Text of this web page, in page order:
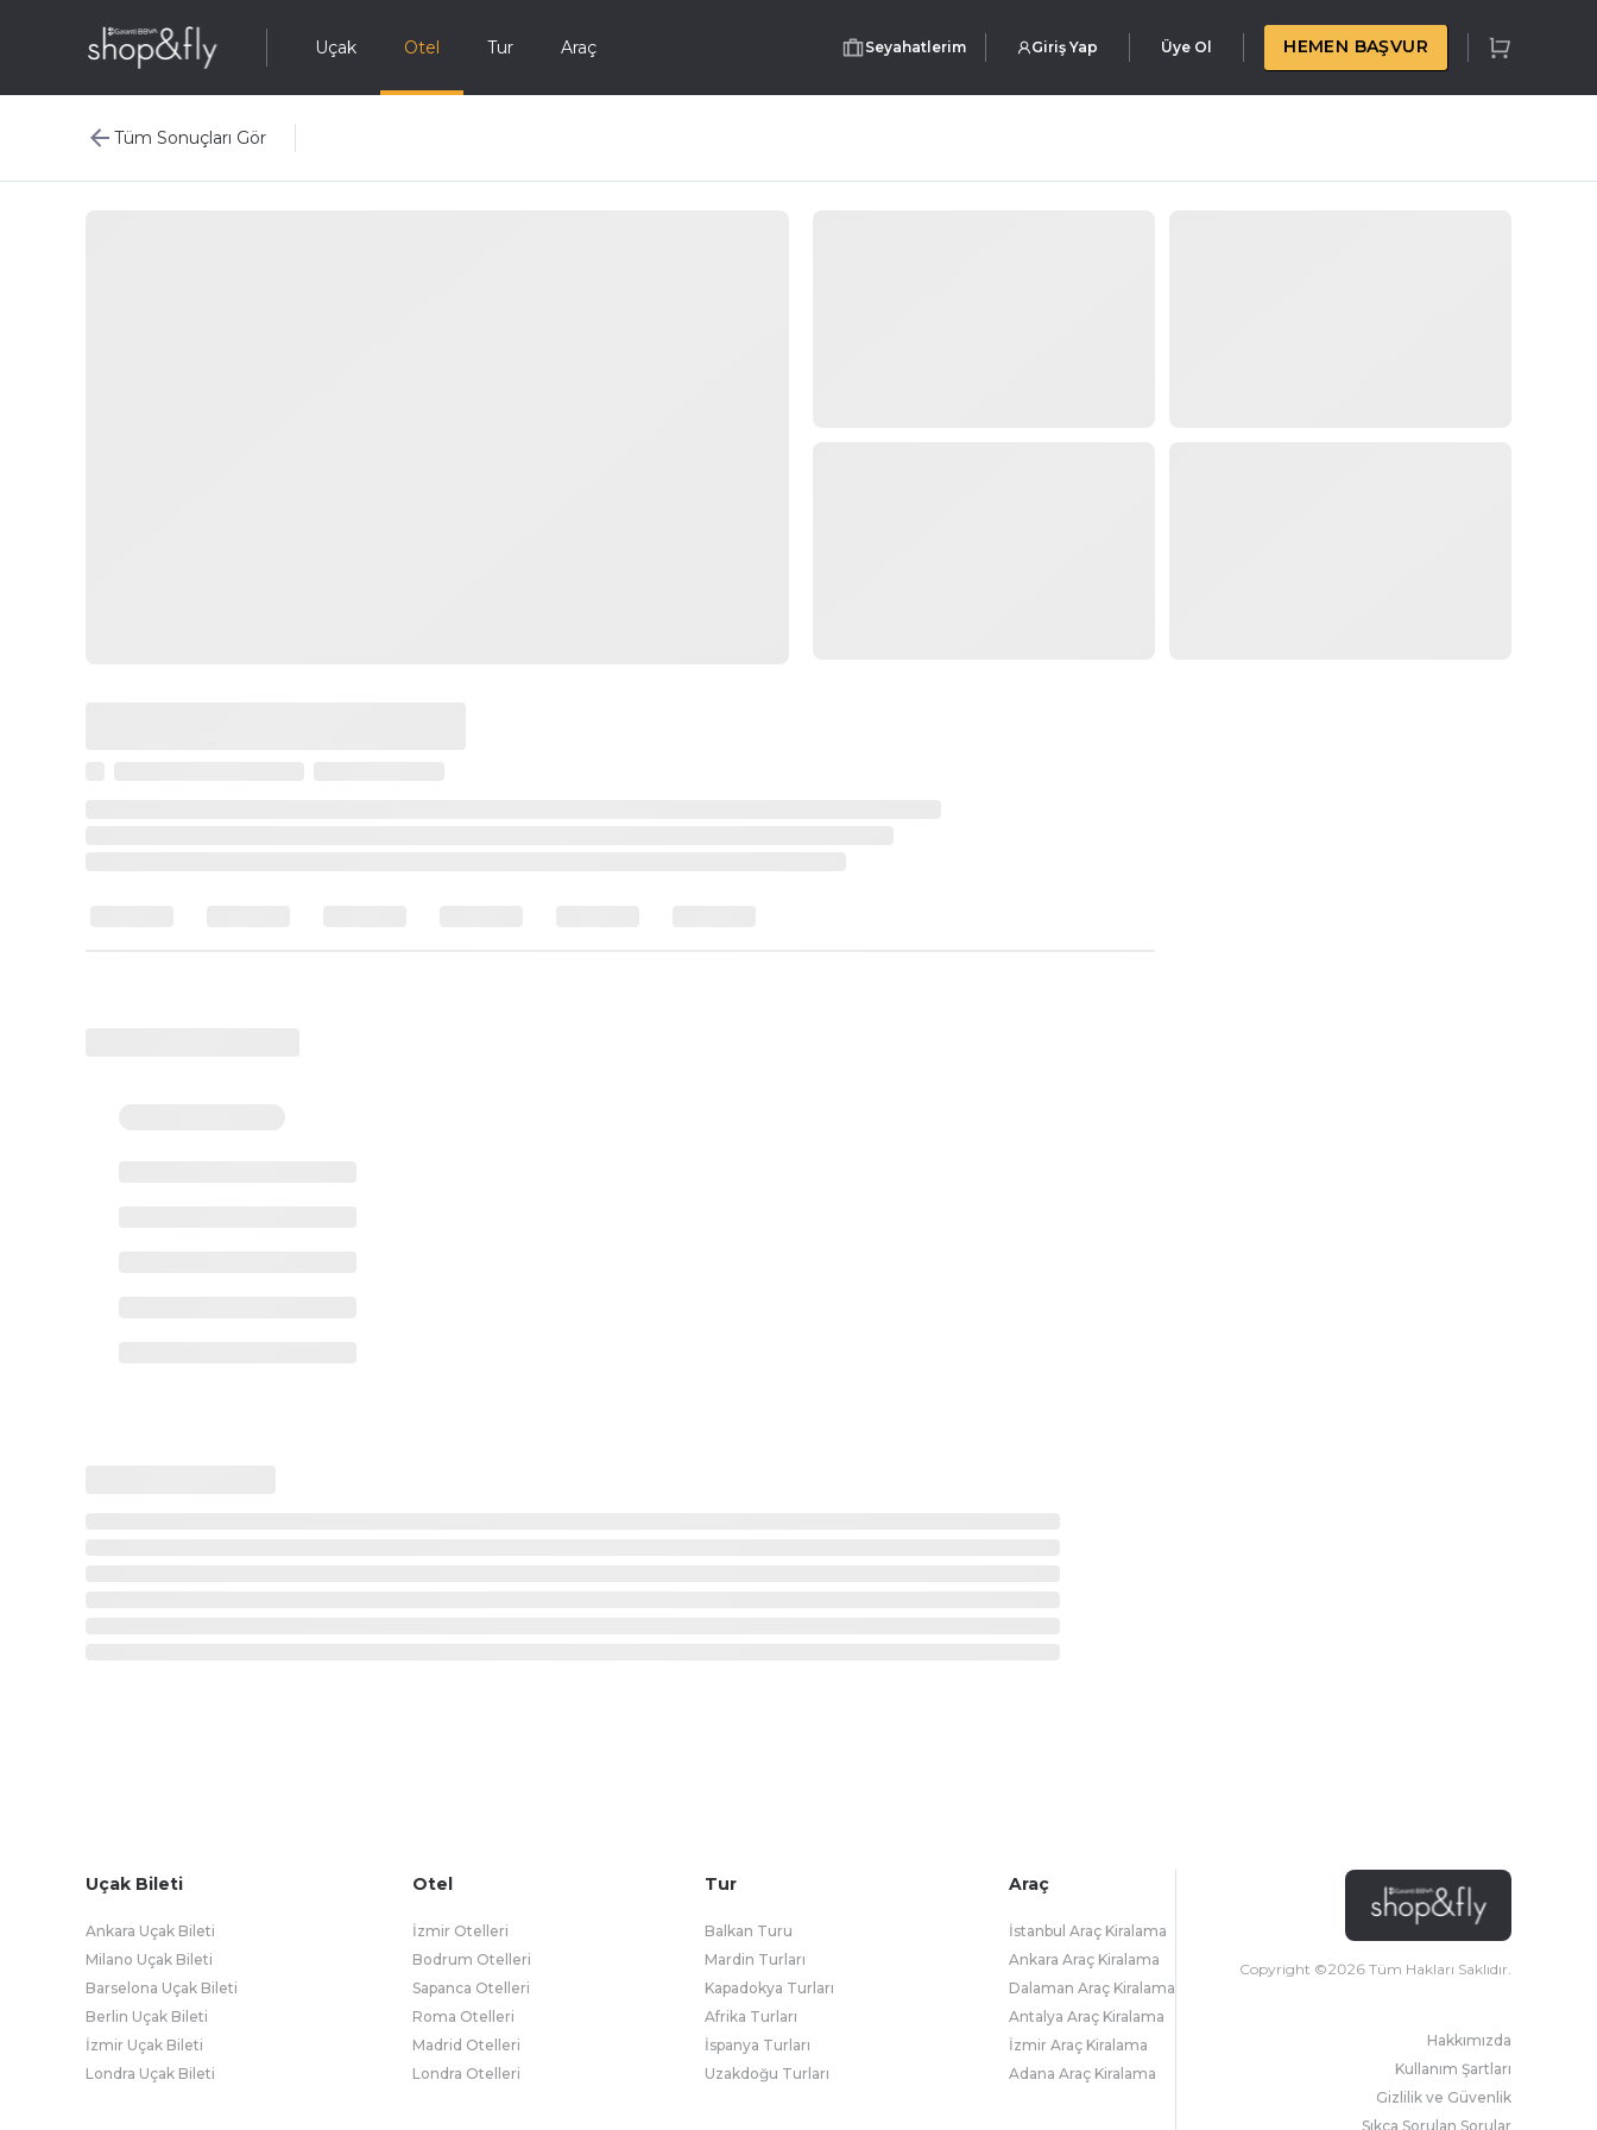
Uçak Otel Tur Araç Seyahatlerim Giriş Yap Üye Ol HEMEN BAŞVUR
Tüm Sonuçları Gör
Uçak Bileti
Ankara Uçak Bileti
Milano Uçak Bileti
Barselona Uçak Bileti
Berlin Uçak Bileti
İzmir Uçak Bileti
Londra Uçak Bileti
Otel
İzmir Otelleri
Bodrum Otelleri
Sapanca Otelleri
Roma Otelleri
Madrid Otelleri
Londra Otelleri
Tur
Balkan Turu
Mardin Turları
Kapadokya Turları
Afrika Turları
İspanya Turları
Uzakdoğu Turları
Araç
İstanbul Araç Kiralama
Ankara Araç Kiralama
Dalaman Araç Kiralama
Antalya Araç Kiralama
İzmir Araç Kiralama
Adana Araç Kiralama
Copyright ©2026 Tüm Hakları Saklıdır.
Hakkımızda
Kullanım Şartları
Gizlilik ve Güvenlik
Sıkça Sorulan Sorular